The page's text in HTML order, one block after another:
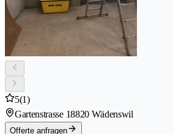
5(1)
Gartenstrasse 18820 Wädenswil
Offerte anfragen